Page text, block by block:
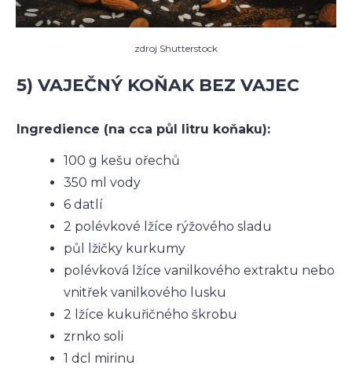
zdroj Shutterstock
5) VAJEČNÝ KOŇAK BEZ VAJEC
Ingredience (na cca půl litru koňaku):
100 g kešu ořechů
350 ml vody
6 datlí
2 polévkové lžíce rýžového sladu
půl lžičky kurkumy
polévková lžíce vanilkového extraktu nebo
vnitřek vanilkového lusku
2 lžíce kukuřičného škrobu
zrnko soli
1 dcl mirinu